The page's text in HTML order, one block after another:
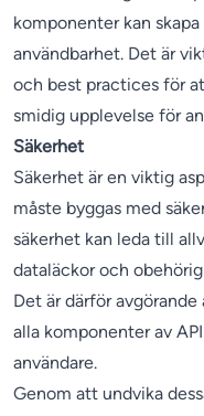
komponenter kan
användbarhet. Det är
och best practices för
smidig upplevelse för
Säkerhet
Säkerhet är en viktig
måste byggas med
säkerhet kan leda till
dataläckor och
Det är därför
alla komponenter av
användare.
Genom att undvika